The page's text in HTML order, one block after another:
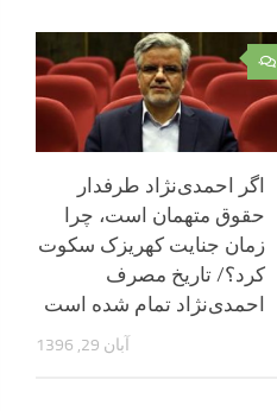
۰
اگر احمدی‌نژاد طرفدار
حقوق متهمان است، چرا
زمان جنایت کهریزک سکوت
کرد؟/ تاریخ مصرف
احمدی‌نژاد تمام شده است
آبان 29, 1396